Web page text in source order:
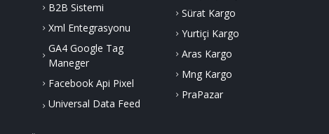
B2B Sistemi
Xml Entegrasyonu
GA4 Google Tag
Maneger
Facebook Api Pixel
Universal Data Feed
Sürat Kargo
Yurtiçi Kargo
Aras Kargo
Mng Kargo
PraPazar